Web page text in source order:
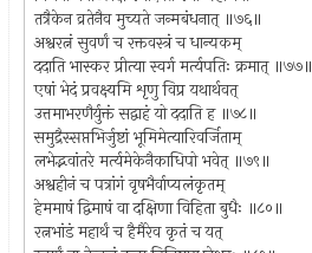
तत्रैकेन व्रतेनैव मुच्यते जन्मबंधनात् ॥७६॥
अश्वरत्नं सुवर्णं च रक्तवस्त्रं च धान्यकम्
ददाति भास्कर प्रीत्या स्वर्ग मर्त्यपतिः क्रमात् ॥७७॥
एषां भेदं प्रवक्ष्यमि शृणु विप्र यथार्थवत्
उत्तमाभरणैर्युक्तं सद्वाहं यो ददाति ह ॥७८॥
समुद्रैस्सप्तभिर्जुष्टां भूमिमेत्यारिवर्जिताम्
लभेद्भवांतरे मर्त्यमेकेनैकाधिपो भवेत् ॥७९॥
अश्वहीनं च पत्रांगं वृषभैर्वाप्यलंकृतम्
हेममाषं द्विमाषं वा दक्षिणा विहिता बुधैः ॥८०॥
रत्नभांडं महार्थं च हैमैरेव कृतं च यत्